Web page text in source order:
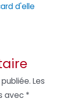
d'elle
Les
avec *